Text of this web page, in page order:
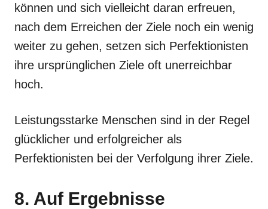
können und sich vielleicht daran erfreuen,
nach dem Erreichen der Ziele noch ein wenig
weiter zu gehen, setzen sich Perfektionisten
ihre ursprünglichen Ziele oft unerreichbar
hoch.
Leistungsstarke Menschen sind in der Regel
glücklicher und erfolgreicher als
Perfektionisten bei der Verfolgung ihrer Ziele.
8. Auf Ergebnisse